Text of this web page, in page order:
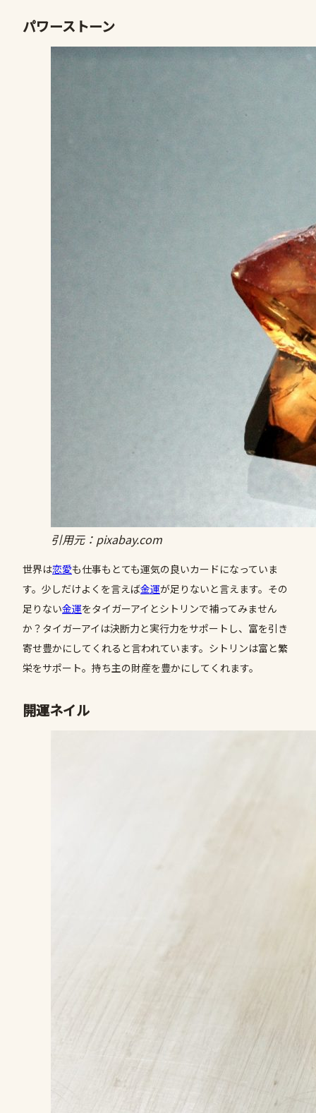
パワーストーン
引用元：pixabay.com
世界は恋愛も仕事もとても運気の良いカードになっていま
す。少しだけよくを言えば金運が足りないと言えます。その
足りない金運をタイガーアイとシトリンで補ってみません
か？タイガーアイは決断力と実行力をサポートし、富を引き
寄せ豊かにしてくれると言われています。シトリンは富と繁
栄をサポート。持ち主の財産を豊かにしてくれます。
開運ネイル